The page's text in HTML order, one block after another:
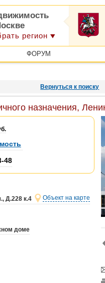
регион
ФОРУМ
Вернуться к поиску
назначения,
48
Д.228 к.4 Объект на карте
доме